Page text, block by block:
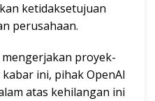
ketidaksetujuan
perusahaan.
proyek-
ini, pihak OpenAI
atas kehilangan ini